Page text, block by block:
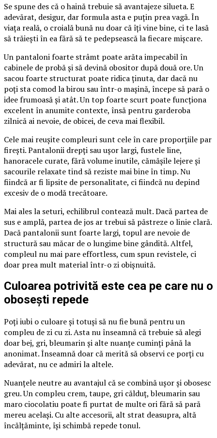
Se spune des că o haină trebuie să avantajeze silueta. E
adevărat, desigur, dar formula asta e puțin prea vagă. În
viața reală, o croială bună nu doar că îți vine bine, ci te lasă
să trăiești în ea fără să te pedepsească la fiecare mișcare.
Un pantaloni foarte strâmt poate arăta impecabil în
cabinele de probă și să devină obositor după două ore. Un
sacou foarte structurat poate ridica ținuta, dar dacă nu
poți sta comod la birou sau într-o mașină, începe să pară o
idee frumoasă și atât. Un top foarte scurt poate funcționa
excelent în anumite contexte, însă pentru garderoba
zilnică ai nevoie, de obicei, de ceva mai flexibil.
Cele mai reușite compleuri sunt cele în care proporțiile par
firești. Pantalonii drepți sau ușor largi, fustele line,
hanoracele curate, fără volume inutile, cămășile lejere și
sacourile relaxate tind să reziste mai bine în timp. Nu
fiindcă ar fi lipsite de personalitate, ci fiindcă nu depind
excesiv de o modă trecătoare.
Mai ales la seturi, echilibrul contează mult. Dacă partea de
sus e amplă, partea de jos ar trebui să păstreze o linie clară.
Dacă pantalonii sunt foarte largi, topul are nevoie de
structură sau măcar de o lungime bine gândită. Altfel,
compleul nu mai pare effortless, cum spun revistele, ci
doar prea mult material într-o zi obișnuită.
Culoarea potrivită este cea pe care nu o
obosești repede
Poți iubi o culoare și totuși să nu fie bună pentru un
compleu de zi cu zi. Asta nu înseamnă că trebuie să alegi
doar bej, gri, bleumarin și alte nuanțe cuminți până la
anonimat. Înseamnă doar că merită să observi ce porți cu
adevărat, nu ce admiri la altele.
Nuanțele neutre au avantajul că se combină ușor și obosesc
greu. Un compleu crem, taupe, gri călduț, bleumarin sau
maro ciocolatiu poate fi purtat de multe ori fără să pară
mereu același. Cu alte accesorii, alt strat deasupra, altă
încălțăminte, își schimbă repede tonul.